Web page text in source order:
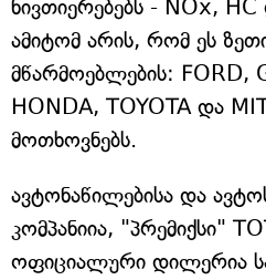
ნივთიერებებს - NOx,
ამიტომ არის, რომ ეს
მწარმოებლების: FORD,
HONDA, TOYOTA და
მოთხოვნებს.
ავტონაწილებისა და
კომპანიია, "პრემიქსი"
ოფიციალური დილერია